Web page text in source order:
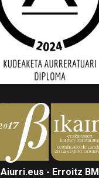
Aiurri.eus - Erroitz BM